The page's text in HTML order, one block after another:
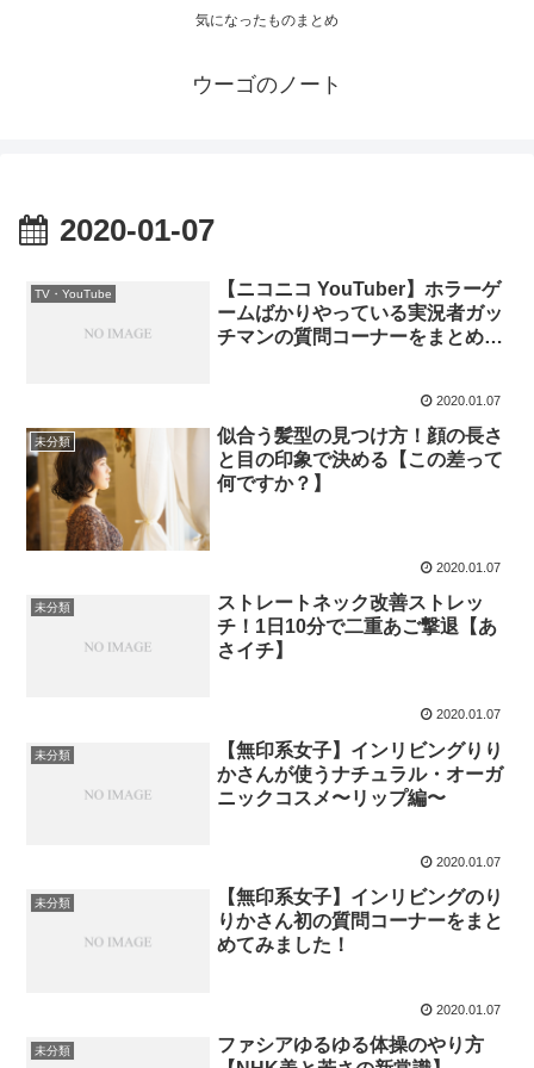
気になったものまとめ
ウーゴのノート
2020-01-07
TV・YouTube
【ニコニコ YouTuber】ホラーゲ
ームばかりやっている実況者ガッ
チマンの質問コーナーをまとめて
2020.01.07
未分類
似合う髪型の見つけ方！顔の長さ
と目の印象で決める【この差って
何ですか？】
2020.01.07
未分類
ストレートネック改善ストレッ
チ！1日10分で二重あご撃退【あ
さイチ】
2020.01.07
未分類
【無印系女子】インリビングりり
かさんが使うナチュラル・オーガ
ニックコスメ〜リップ編〜
2020.01.07
未分類
【無印系女子】インリビングのり
りかさん初の質問コーナーをまと
めてみました！
2020.01.07
未分類
ファシアゆるゆる体操のやり方